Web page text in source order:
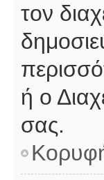
τον
ή ο
σας.